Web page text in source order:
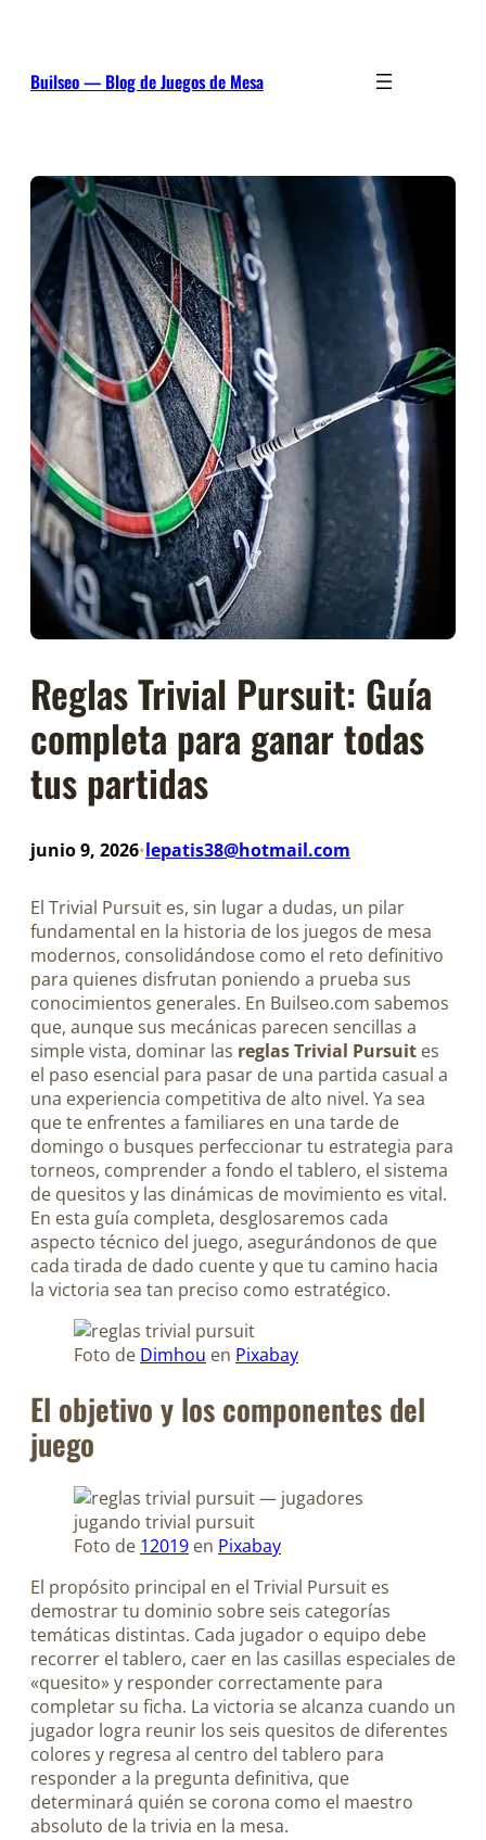
Builseo — Blog de Juegos de Mesa
Reglas Trivial Pursuit: Guía
completa para ganar todas
tus partidas
junio 9, 2026•lepatis38@hotmail.com
El Trivial Pursuit es, sin lugar a dudas, un pilar
fundamental en la historia de los juegos de mesa
modernos, consolidándose como el reto definitivo
para quienes disfrutan poniendo a prueba sus
conocimientos generales. En Builseo.com sabemos
que, aunque sus mecánicas parecen sencillas a
simple vista, dominar las reglas Trivial Pursuit es
el paso esencial para pasar de una partida casual a
una experiencia competitiva de alto nivel. Ya sea
que te enfrentes a familiares en una tarde de
domingo o busques perfeccionar tu estrategia para
torneos, comprender a fondo el tablero, el sistema
de quesitos y las dinámicas de movimiento es vital.
En esta guía completa, desglosaremos cada
aspecto técnico del juego, asegurándonos de que
cada tirada de dado cuente y que tu camino hacia
la victoria sea tan preciso como estratégico.
Foto de Dimhou en Pixabay
El objetivo y los componentes del
juego
Foto de 12019 en Pixabay
El propósito principal en el Trivial Pursuit es
demostrar tu dominio sobre seis categorías
temáticas distintas. Cada jugador o equipo debe
recorrer el tablero, caer en las casillas especiales de
«quesito» y responder correctamente para
completar su ficha. La victoria se alcanza cuando un
jugador logra reunir los seis quesitos de diferentes
colores y regresa al centro del tablero para
responder a la pregunta definitiva, que
determinará quién se corona como el maestro
absoluto de la trivia en la mesa.